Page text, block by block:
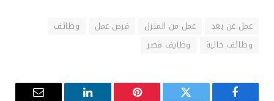
عمل عن بعد عمل من المنزل فرص عمل
وظائف
وظائف خالية
وظايف مصر